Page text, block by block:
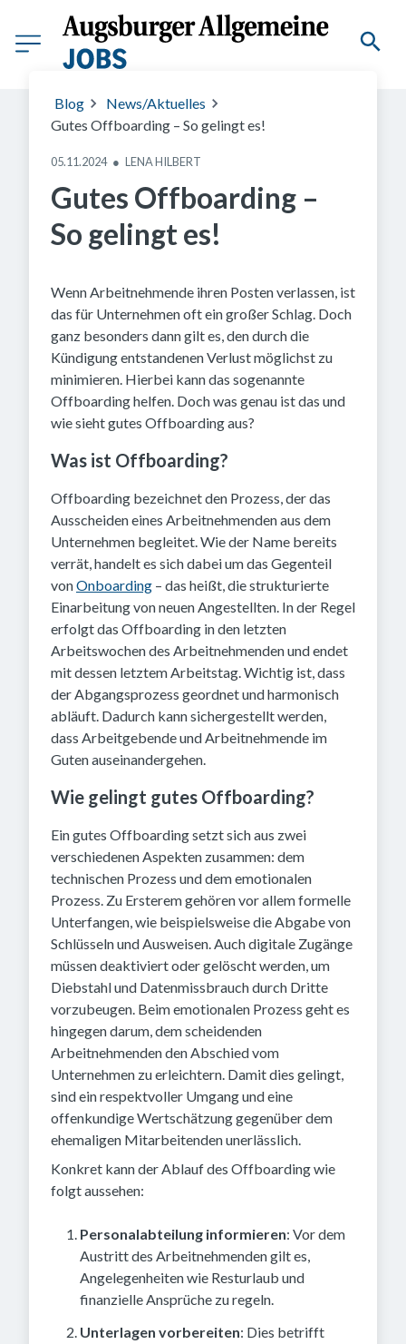
Mladen, stock.adobe.com
Blog
News/Aktuelles
Gutes Offboarding – So gelingt es!
05.11.2024 ● LENA HILBERT
Gutes Offboarding –
So gelingt es!
Wenn Arbeitnehmende ihren Posten verlassen, ist
das für Unternehmen oft ein großer Schlag. Doch
ganz besonders dann gilt es, den durch die
Kündigung entstandenen Verlust möglichst zu
minimieren. Hierbei kann das sogenannte
Offboarding helfen. Doch was genau ist das und
wie sieht gutes Offboarding aus?
Was ist Offboarding?
Offboarding bezeichnet den Prozess, der das
Ausscheiden eines Arbeitnehmenden aus dem
Unternehmen begleitet. Wie der Name bereits
verrät, handelt es sich dabei um das Gegenteil
vonOnboarding – das heißt, die strukturierte
Einarbeitung von neuen Angestellten. In der Regel
erfolgt das Offboarding in den letzten
Arbeitswochen des Arbeitnehmenden und endet
mit dessen letztem Arbeitstag. Wichtig ist, dass
der Abgangsprozess geordnet und harmonisch
abläuft. Dadurch kann sichergestellt werden,
dass Arbeitgebende und Arbeitnehmende im
Guten auseinandergehen.
Wie gelingt gutes Offboarding?
Ein gutes Offboarding setzt sich aus zwei
verschiedenen Aspekten zusammen: dem
technischen Prozess und dem emotionalen
Prozess. Zu Ersterem gehören vor allem formelle
Unterfangen, wie beispielsweise die Abgabe von
Schlüsseln und Ausweisen. Auch digitale Zugänge
müssen deaktiviert oder gelöscht werden, um
Diebstahl und Datenmissbrauch durch Dritte
vorzubeugen. Beim emotionalen Prozess geht es
hingegen darum, dem scheidenden
Arbeitnehmenden den Abschied vom
Unternehmen zu erleichtern. Damit dies gelingt,
sind ein respektvoller Umgang und eine
offenkundige Wertschätzung gegenüber dem
ehemaligen Mitarbeitenden unerlässlich.
Konkret kann der Ablauf des Offboarding wie
folgt aussehen:
Personalabteilung informieren: Vor dem
Austritt des Arbeitnehmenden gilt es,
Angelegenheiten wie Resturlaub und
finanzielle Ansprüche zu regeln.
Unterlagen vorbereiten: Dies betrifft